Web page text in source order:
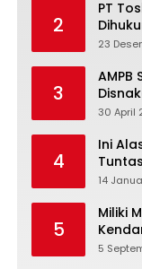
2
PT
atas
23
3
AMPB
30 April
4
Ini
14
5
Miliki
5